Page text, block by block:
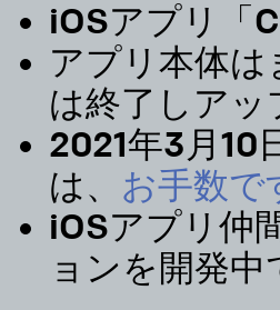
iOSアプリ「
アプリ本体
は終了しア
2021年3月10
は、 お手数で
iOSアプリ仲
ョンを開発中